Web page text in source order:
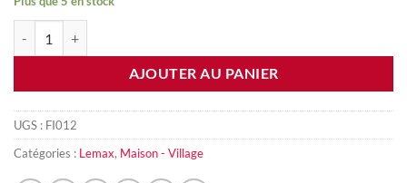
AJOUTER AU PANIER
UGS : FI012
Catégories : Lemax, Maison - Village